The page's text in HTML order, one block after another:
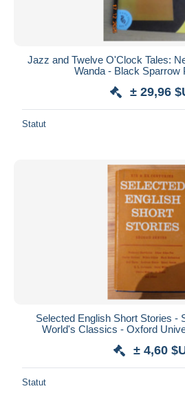
Jazz and Twelve O'Clock Tales:
Wanda - Black Sparrow
± 29,96
Statut
Selected English Short Stories -
World's Classics - Oxford
± 4,60
Statut